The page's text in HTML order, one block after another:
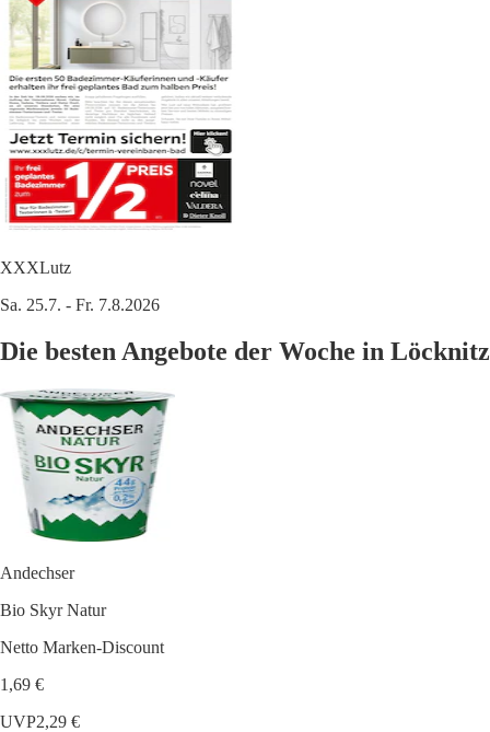
XXXLutz
Sa. 25.7. - Fr. 7.8.2026
Die besten Angebote der Woche in Löcknitz
Andechser
Bio Skyr Natur
Netto Marken-Discount
1,69 €
UVP2,29 €